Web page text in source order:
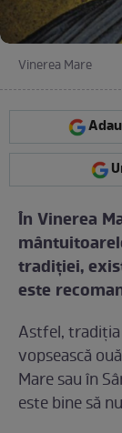
Vinerea Mare
În Vinerea
tradiţiei,
este
Astfel, tradiţia
vopsească
Mare sau în
este bine să